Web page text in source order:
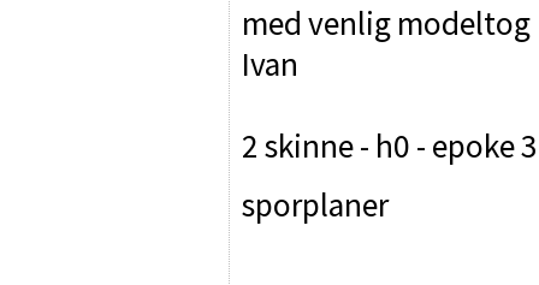
med venlig modeltog
Ivan
2 skinne - h0 - epoke
sporplaner